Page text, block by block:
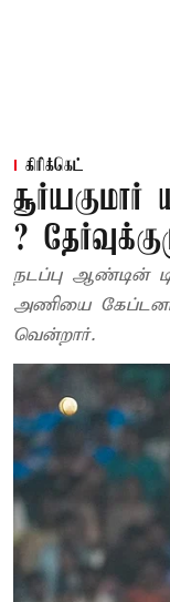
கிரிக்கெட்
?
நடப்பு ஆண்டின்
அணியை
வென்றார்.